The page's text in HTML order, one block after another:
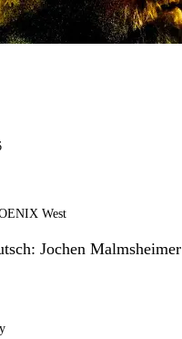
West
Jochen Malmsheimer